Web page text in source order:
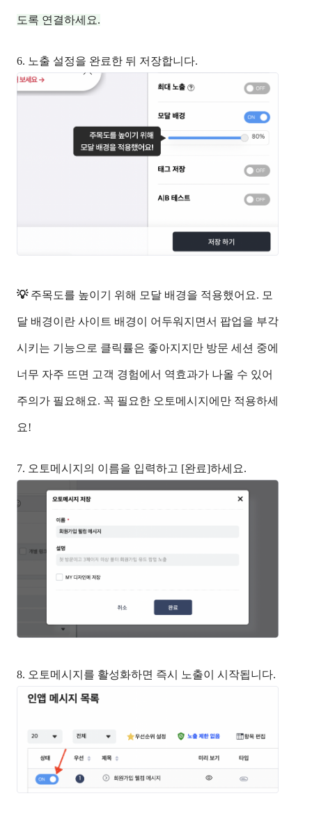
도록 연결하세요.
6. 노출 설정을 완료한 뒤 저장합니다.
💡 주목도를 높이기 위해 모달 배경을 적용했어요. 모
달 배경이란 사이트 배경이 어두워지면서 팝업을 부각
시키는 기능으로 클릭률은 좋아지지만 방문 세션 중에
너무 자주 뜨면 고객 경험에서 역효과가 나올 수 있어
주의가 필요해요. 꼭 필요한 오토메시지에만 적용하세
요!
7. 오토메시지의 이름을 입력하고 [완료]하세요.
8. 오토메시지를 활성화하면 즉시 노출이 시작됩니다.